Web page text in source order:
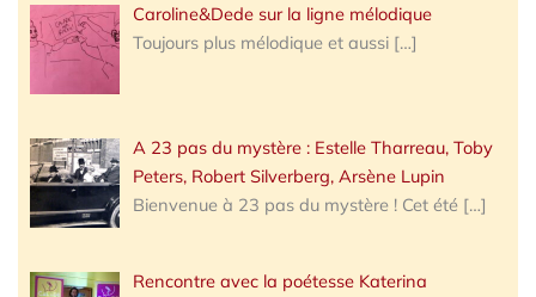
Caroline&Dede sur la ligne mélodique
Toujours plus mélodique et aussi […]
A 23 pas du mystère : Estelle Tharreau, Toby
Peters, Robert Silverberg, Arsène Lupin
Bienvenue à 23 pas du mystère ! Cet été […]
Rencontre avec la poétesse Katerina